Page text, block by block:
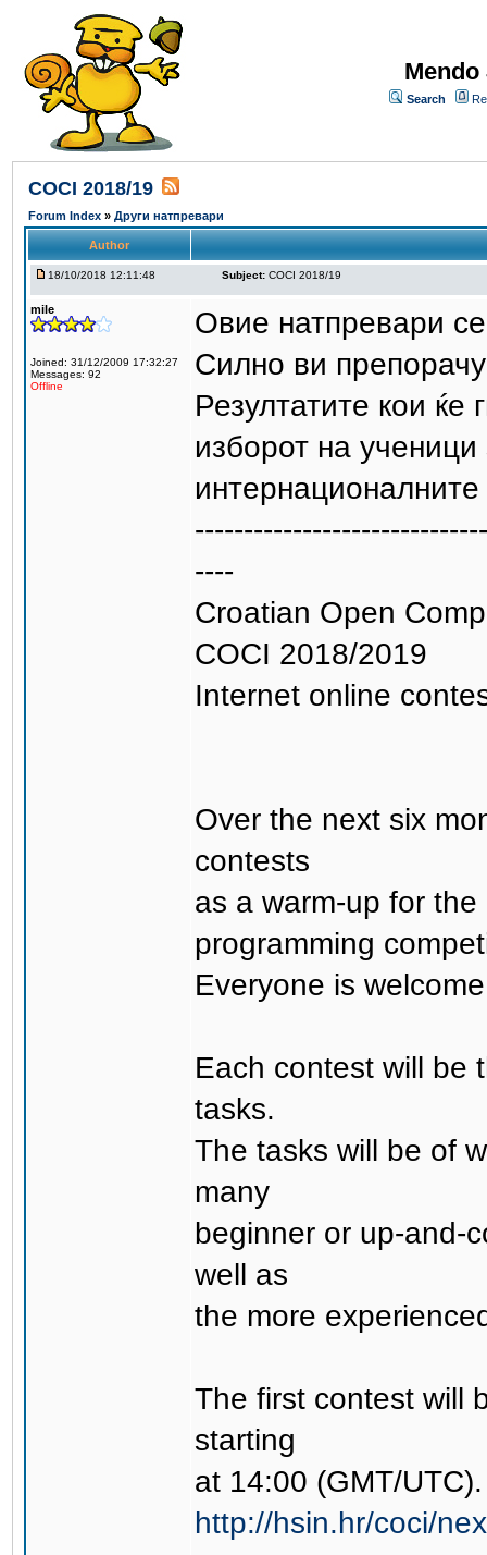
Search
COCI 2018/19
Forum Index » Други натпревари
Author
18/10/2018 12:11:48 Subject: COCI 2018/19
mile
Joined: 31/12/2009 17:32:27
Messages: 92
Offline
Овие натпревари
Силно ви
Резултатите кои ќе
изборот на
----
Croatian Open
COCI 2018/2019
Internet online
Over the next six
contests
as a warm-up for
programming
Everyone is
Each contest will be
tasks.
The tasks will be of
many
beginner or up-and-
well as
the more
The first contest will
starting
at 14:00 (GMT/
http://hsin.hr/coci/